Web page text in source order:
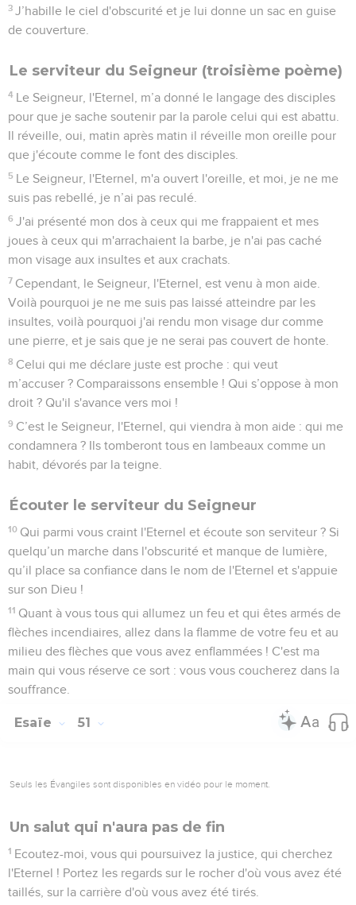
3 J’habille le ciel d'obscurité et je lui donne un sac en guise
de couverture.
Le serviteur du Seigneur (troisième poème)
4 Le Seigneur, l'Eternel, m’a donné le langage des disciples
pour que je sache soutenir par la parole celui qui est abattu.
Il réveille, oui, matin après matin il réveille mon oreille pour
que j'écoute comme le font des disciples.
5 Le Seigneur, l'Eternel, m'a ouvert l'oreille, et moi, je ne me
suis pas rebellé, je n’ai pas reculé.
6 J'ai présenté mon dos à ceux qui me frappaient et mes
joues à ceux qui m'arrachaient la barbe, je n'ai pas caché
mon visage aux insultes et aux crachats.
7 Cependant, le Seigneur, l'Eternel, est venu à mon aide.
Voilà pourquoi je ne me suis pas laissé atteindre par les
insultes, voilà pourquoi j'ai rendu mon visage dur comme
une pierre, et je sais que je ne serai pas couvert de honte.
8 Celui qui me déclare juste est proche : qui veut
m’accuser ? Comparaissons ensemble ! Qui s’oppose à mon
droit ? Qu'il s'avance vers moi !
9 C’est le Seigneur, l'Eternel, qui viendra à mon aide : qui me
condamnera ? Ils tomberont tous en lambeaux comme un
habit, dévorés par la teigne.
Écouter le serviteur du Seigneur
10 Qui parmi vous craint l'Eternel et écoute son serviteur ? Si
quelqu’un marche dans l'obscurité et manque de lumière,
qu’il place sa confiance dans le nom de l'Eternel et s'appuie
sur son Dieu !
11 Quant à vous tous qui allumez un feu et qui êtes armés de
flèches incendiaires, allez dans la flamme de votre feu et au
milieu des flèches que vous avez enflammées ! C'est ma
main qui vous réserve ce sort : vous vous coucherez dans la
souffrance.
Esaïe 51
Seuls les Évangiles sont disponibles en vidéo pour le moment.
Un salut qui n'aura pas de fin
1 Ecoutez-moi, vous qui poursuivez la justice, qui cherchez
l'Eternel ! Portez les regards sur le rocher d'où vous avez été
taillés, sur la carrière d'où vous avez été tirés.